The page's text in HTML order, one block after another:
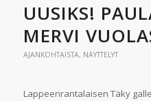
UUSIKS!
MERVI
AJANKOHTAISTA, NÄYTTELYT
Lappeenrantalaisen Täky